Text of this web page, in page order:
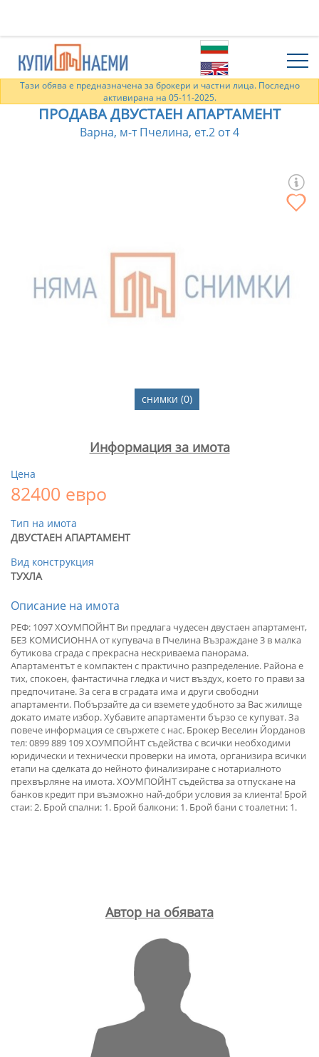
Тази обява е предназначена за брокери и частни лица. Последно
активирана на 05-11-2025.
ПРОДАВА ДВУСТАЕН АПАРТАМЕНТ
Варна, м-т Пчелина, ет.2 от 4
снимки (0)
Информация за имота
Цена
82400 евро
Тип на имота
ДВУСТАЕН АПАРТАМЕНТ
Вид конструкция
ТУХЛА
Описание на имота
РЕФ: 1097 ХОУМПОЙНТ Ви предлага чудесен двустаен апартамент,
БЕЗ КОМИСИОННА от купувача в Пчелина Възраждане 3 в малка
бутикова сграда с прекрасна нескриваема панорама.
Апартаментът е компактен с практично разпределение. Района е
тих, спокоен, фантастична гледка и чист въздух, което го прави за
предпочитане. За сега в сградата има и други свободни
апартаменти. Побързайте да си вземете удобното за Вас жилище
докато имате избор. Хубавите апартаменти бързо се купуват. За
повече информация се свържете с нас. Брокер Веселин Йорданов
тел: 0899 889 109 ХОУМПОЙНТ съдейства с всички необходими
юридически и технически проверки на имота, организира всички
етапи на сделката до нейното финализиране с нотариалното
прехвърляне на имота. ХОУМПОЙНТ съдейства за отпускане на
банков кредит при възможно най-добри условия за клиента! Брой
стаи: 2. Брой спални: 1. Брой балкони: 1. Брой бани с тоалетни: 1.
Автор на обявата